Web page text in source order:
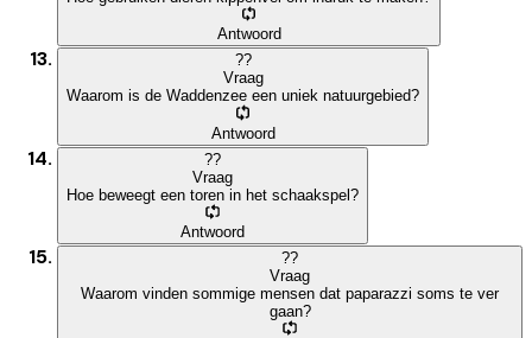
Antwoord
??
Vraag
Waarom is de Waddenzee een uniek natuurgebied?
Antwoord
??
Vraag
Hoe beweegt een toren in het schaakspel?
Antwoord
??
Vraag
Waarom vinden sommige mensen dat paparazzi soms te ver
gaan?